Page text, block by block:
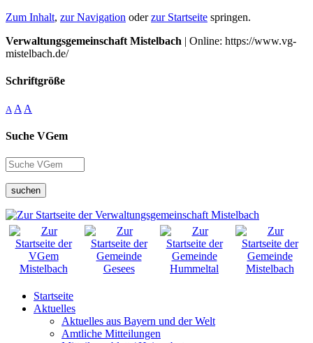
Zum Inhalt, zur Navigation oderzur Startseite springen.
Verwaltungsgemeinschaft Mistelbach | Online: https://www.vg-
mistelbach.de/
Schriftgröße
A A A
Suche VGem
suchen
Startseite
Aktuelles
Aktuelles aus Bayern und der Welt
Amtliche Mitteilungen